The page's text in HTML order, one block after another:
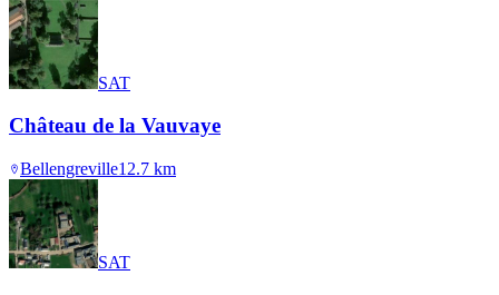
SAT
Château de la Vauvaye
Bellengreville12.7 km
SAT